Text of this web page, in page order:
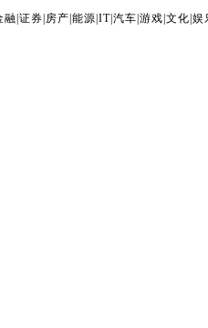
融 证券 房产 能源 IT| 汽车 游戏 文化 娱